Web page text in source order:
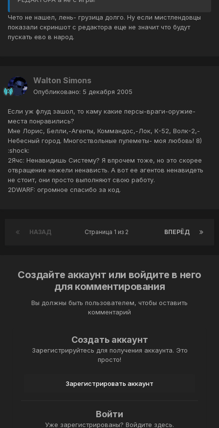
Чето не нашел, лень- грузица долго. Ну если мистлендовцы
показали скриншот с редактора еще не значит что будут
пускать ево в народ.
Walton Simons
Опубликовано: 5 декабря 2005
Если уж флуд зашол, то каму какие персы-враги-оружие-
места понравились?
Мне Лорис, Белли,-Агенты, Коммандос,-Лок, К-52, Волк-2,-
Небесный город. Многоствольные пулеметы- моя любовь! 8)
:shock:
2Ячс: Ненавидишь Систему? Я впрочем тоже, но это скорее
отвращение нежели ненависть. А вот ее агентов ненавидеть
не стоит, они просто выполняют свою работу.
2DWARF: огромное спасибо за код.
НАЗАД ВПЕРЁД
Страница 1 из 2
Создайте аккаунт или войдите в него
для комментирования
Вы должны быть пользователем, чтобы оставить
комментарий
Создать аккаунт
Зарегистрируйтесь для получения аккаунта. Это
просто!
Зарегистрировать аккаунт
Войти
Уже зарегистрированы? Войдите здесь.